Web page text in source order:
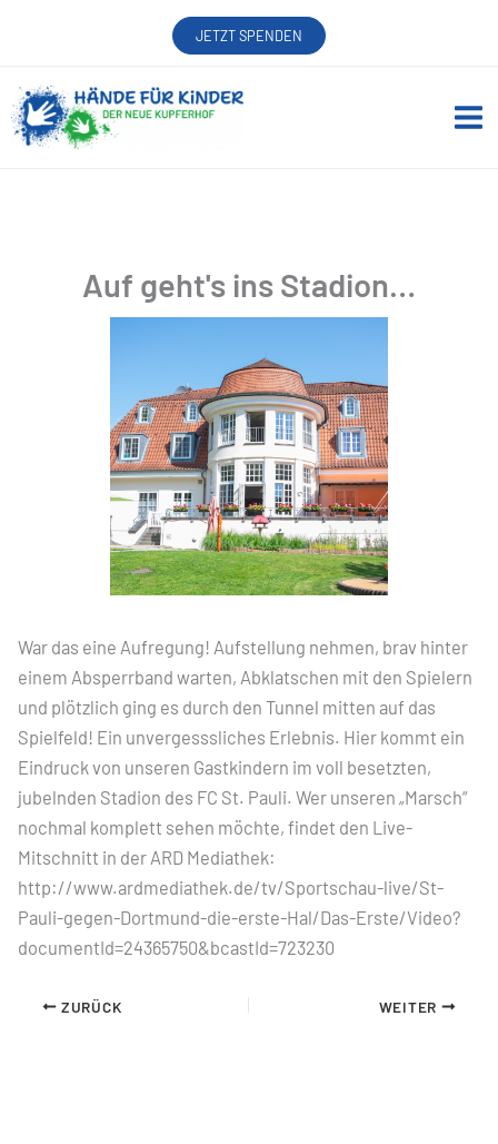
JETZT SPENDEN
Auf geht's ins Stadion…
War das eine Aufregung! Aufstellung nehmen, brav hinter
einem Absperrband warten, Abklatschen mit den Spielern
und plötzlich ging es durch den Tunnel mitten auf das
Spielfeld! Ein unvergesssliches Erlebnis. Hier kommt ein
Eindruck von unseren Gastkindern im voll besetzten,
jubelnden Stadion des FC St. Pauli. Wer unseren „Marsch“
nochmal komplett sehen möchte, findet den Live-
Mitschnitt in der ARD Mediathek:
http://www.ardmediathek.de/tv/Sportschau-live/St-
Pauli-gegen-Dortmund-die-erste-Hal/Das-Erste/Video?
documentId=24365750&bcastId=723230
ZURÜCK WEITER